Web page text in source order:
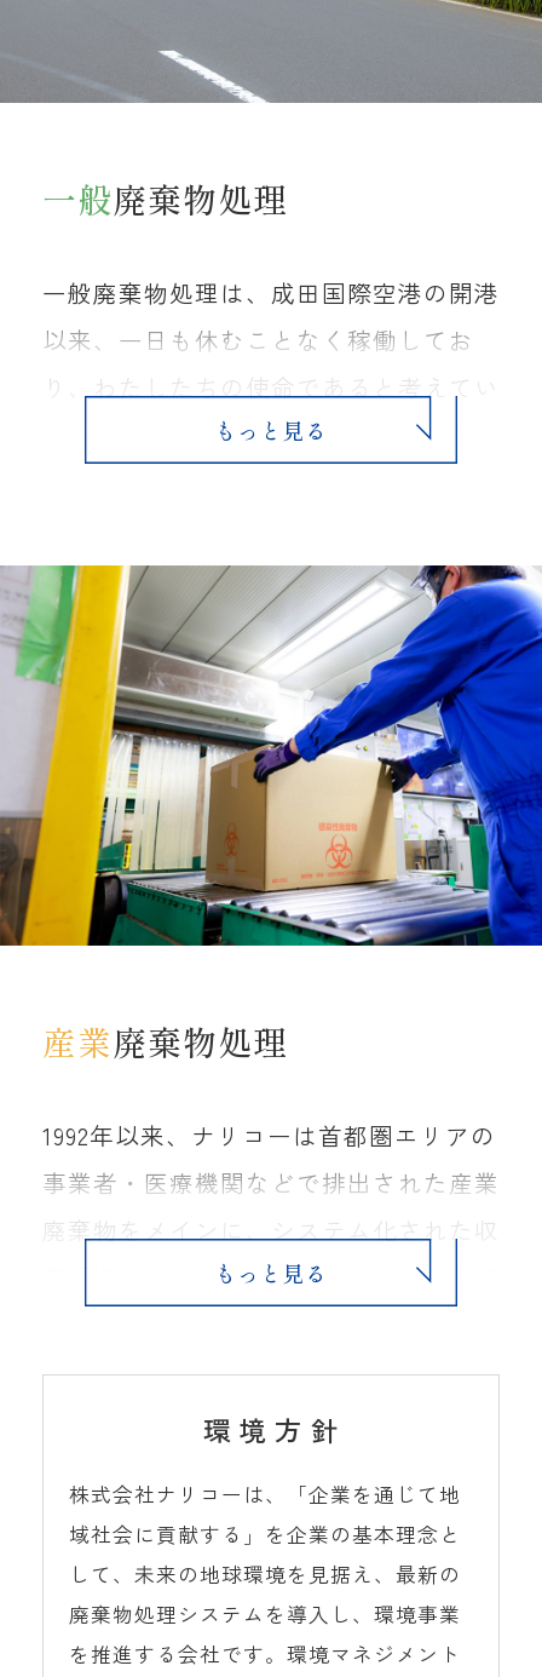
一般廃棄物処理
一般廃棄物処理は、成田国際空港の開港
以来、一日も休むことなく稼働してお
り、わたしたちの使命であると考えてい
ます。空港内より排出される廃棄物の中
や動植物に関しては、厳しい検疫・防疫
ルールがあります。国際線の機内食の食
べ残しも外国から運ばれてきた食品。そ
のため、収集後はB滑走路に併設された
ナリコークリーンセンターで速やかに完
全焼却処分を行っています。なお、再生
可能な一般廃棄物はリサイクルされてい
ます。たとえば、ペットボトルはプラス
チック容器や繊維に、ビンは土木資材な
ス・リユース・リサイクル）を推進して
産業廃棄物処理
1992年以来、ナリコーは首都圏エリアの
事業者・医療機関などで排出された産業
廃棄物をメインに、システム化された収
集運搬からオートメーション化された焼
処理を行い、安心できる社会生活に貢献
しております。ナリコーでは、産業廃棄
廃棄物（感染性産業廃棄物）の処分業の
許可を取得。また、関東圏各地のお客様
のもとへ収集にお伺いできるよう、収集
運搬業の許可を取得しております。収集
環 境 方 針
株式会社ナリコーは、「企業を通じて地
域社会に貢献する」を企業の基本理念と
して、未来の地球環境を見据え、最新の
廃棄物処理システムを導入し、環境事業
を推進する会社です。環境マネジメント